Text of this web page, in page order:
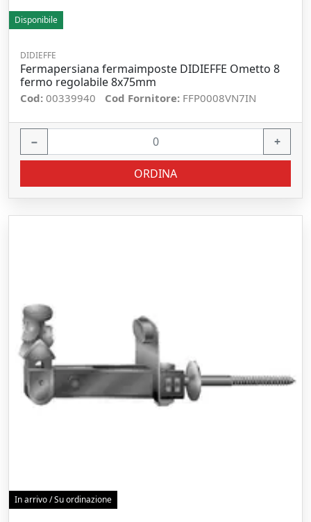
Disponibile
DIDIEFFE
Fermapersiana fermaimposte DIDIEFFE Ometto 8
fermo regolabile 8x75mm
Cod: 00339940 Cod Fornitore: FFP0008VN7IN
− +
ORDINA
In arrivo / Su ordinazione